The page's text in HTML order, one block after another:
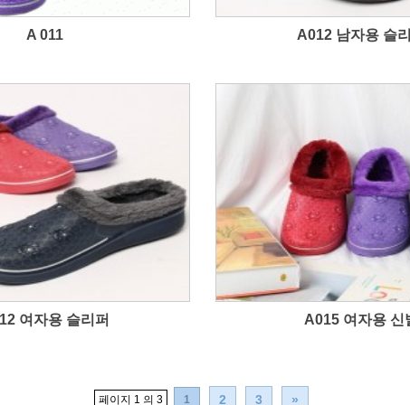
A 011 A012 남자용 슬
여자용 슬리퍼 A015 여자용 신
페이지 1 의 3 1 2 3 »